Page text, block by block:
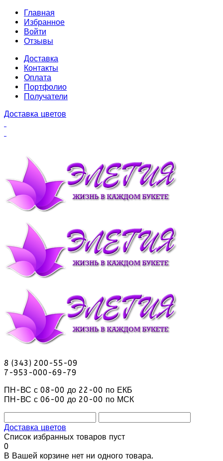
Главная
Избранное
Войти
Отзывы
Доставка
Контакты
Оплата
Портфолио
Получатели
Доставка цветов
8 (343) 200-55-09
7-953-000-69-79
ПН-ВС с 08-00 до 22-00 по ЕКБ
ПН-ВС с 06-00 до 20-00 по МСК
Доставка цветов
Список избранных товаров пуст
0
В Вашей корзине нет ни одного товара.